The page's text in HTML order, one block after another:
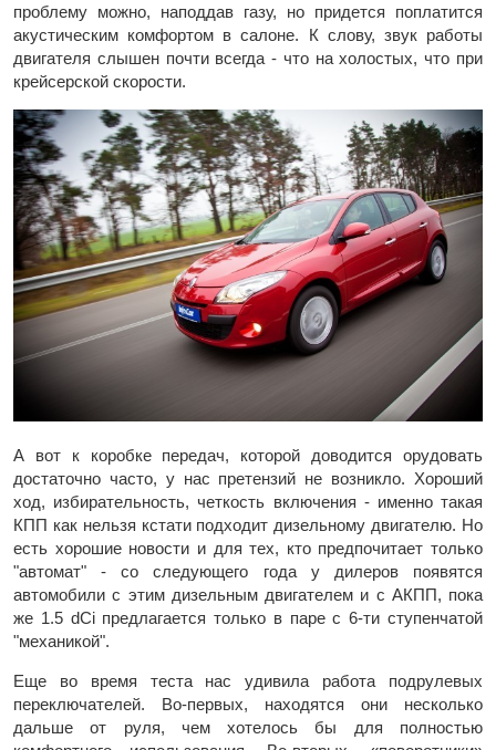
проблему можно, наподдав газу, но придется поплатится
акустическим комфортом в салоне. К слову, звук работы
двигателя слышен почти всегда - что на холостых, что при
крейсерской скорости.
А вот к коробке передач, которой доводится орудовать
достаточно часто, у нас претензий не возникло. Хороший
ход, избирательность, четкость включения - именно такая
КПП как нельзя кстати подходит дизельному двигателю. Но
есть хорошие новости и для тех, кто предпочитает только
"автомат" - со следующего года у дилеров появятся
автомобили с этим дизельным двигателем и с АКПП, пока
же 1.5 dCi предлагается только в паре с 6-ти ступенчатой
"механикой".
Еще во время теста нас удивила работа подрулевых
переключателей. Во-первых, находятся они несколько
дальше от руля, чем хотелось бы для полностью